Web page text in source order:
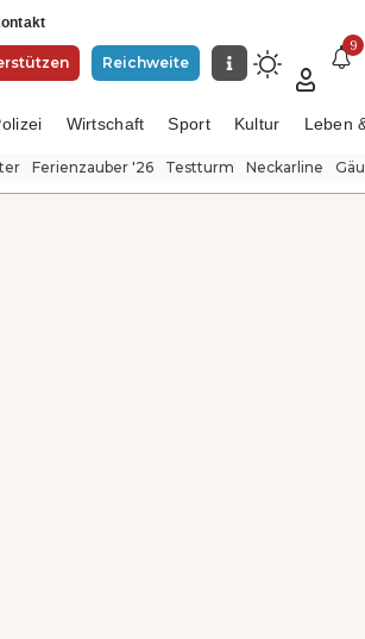
Reichweite
9
Wirtschaft Sport Kultur Leben
Ferienzauber '26 Testturm Neckarline